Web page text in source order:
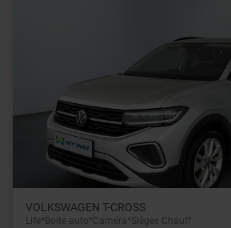
VOLKSWAGEN T-CROSS
Life*Boite auto*Caméra*Sièges Chauff